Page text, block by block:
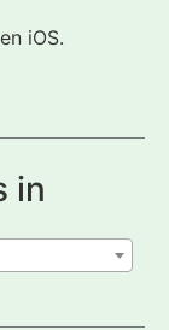
iOS.
in